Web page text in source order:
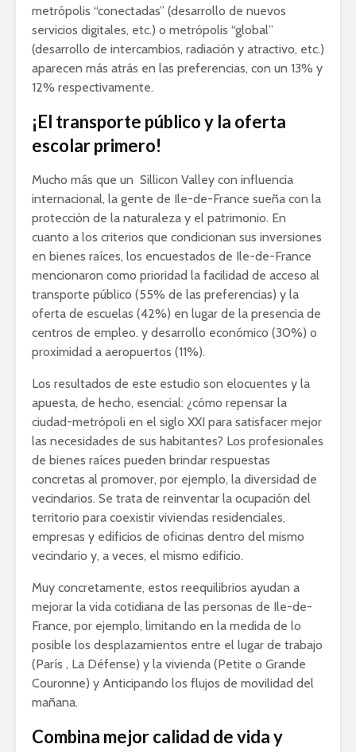
metrópolis “conectadas” (desarrollo de nuevos
servicios digitales, etc.) o metrópolis “global”
(desarrollo de intercambios, radiación y atractivo, etc.)
aparecen más atrás en las preferencias, con un 13% y
12% respectivamente.
¡El transporte público y la oferta
escolar primero!
Mucho más que un Sillicon Valley con influencia
internacional, la gente de Ile-de-France sueña con la
protección de la naturaleza y el patrimonio. En
cuanto a los criterios que condicionan sus inversiones
en bienes raíces, los encuestados de Ile-de-France
mencionaron como prioridad la facilidad de acceso al
transporte público (55% de las preferencias) y la
oferta de escuelas (42%) en lugar de la presencia de
centros de empleo. y desarrollo económico (30%) o
proximidad a aeropuertos (11%).
Los resultados de este estudio son elocuentes y la
apuesta, de hecho, esencial: ¿cómo repensar la
ciudad-metrópoli en el siglo XXI para satisfacer mejor
las necesidades de sus habitantes? Los profesionales
de bienes raíces pueden brindar respuestas
concretas al promover, por ejemplo, la diversidad de
vecindarios. Se trata de reinventar la ocupación del
territorio para coexistir viviendas residenciales,
empresas y edificios de oficinas dentro del mismo
vecindario y, a veces, el mismo edificio.
Muy concretamente, estos reequilibrios ayudan a
mejorar la vida cotidiana de las personas de Ile-de-
France, por ejemplo, limitando en la medida de lo
posible los desplazamientos entre el lugar de trabajo
(París , La Défense) y la vivienda (Petite o Grande
Couronne) y Anticipando los flujos de movilidad del
mañana.
Combina mejor calidad de vida y